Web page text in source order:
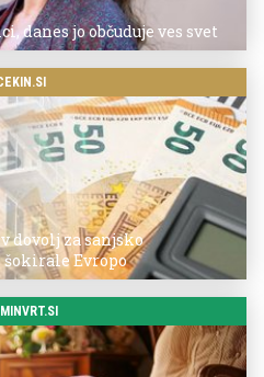
danes jo občuduje ves svet
dovolj za sanjsko
šokirale Evropo